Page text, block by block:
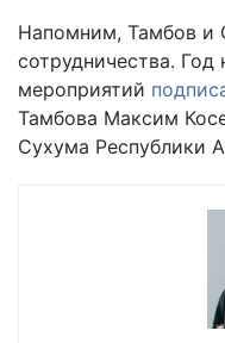
Напомним, Тамбов и
сотрудничества.
мероприятий
Тамбова Максим
Сухума Республики